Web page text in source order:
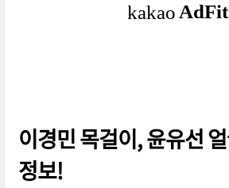
이경민 목걸이, 윤유선
정보!